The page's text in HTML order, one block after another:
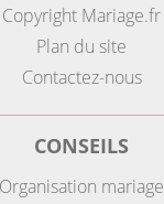
Copyright Mariage.fr
Plan du site
Contactez-nous
CONSEILS
Organisation mariage